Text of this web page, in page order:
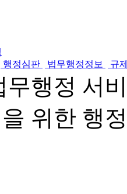
행정심판 법무행정정보 규
무행정 서
위한 행